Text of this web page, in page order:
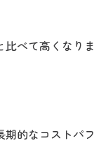
べて高くなりま
的なコストパフ